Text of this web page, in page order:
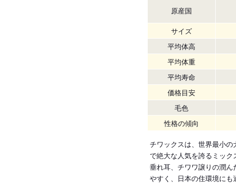
原産国
サイズ
平均体高
平均体重
平均寿命
価格目安
毛色
性格の傾向
チワックスは、世界最小
で絶大な人気を誇るミッ
垂れ耳、チワワ譲りの潤
やすく、日本の住環境にも